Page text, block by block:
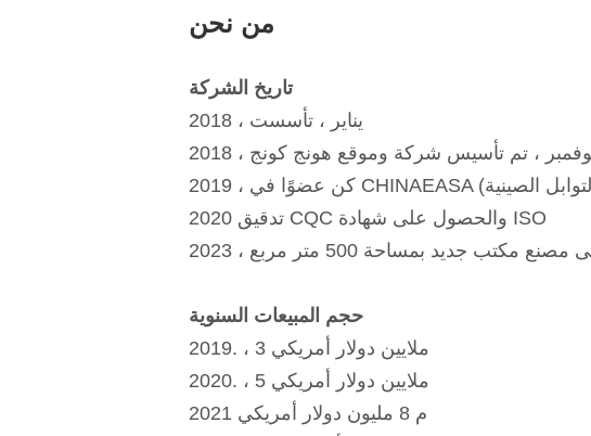
من نحن
تاريخ الشركة
2018 ، يناير ، تأسست
، نوفمبر ، تم تأسيس شركة وموقع هونج كونج
2020 تدقيق CQC والحصول على شهادة ISO
إلى مصنع مكتب جديد بمساحة 500 متر مربع
حجم المبيعات السنوية
2019. ، 3 ملايين دولار أمريكي
2020. ، 5 ملايين دولار أمريكي
2021 م 8 مليون دولار أمريكي